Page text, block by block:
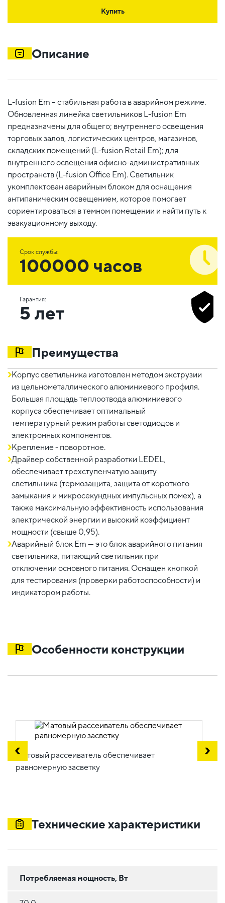
Купить
Описание
L-fusion Em – стабильная работа в аварийном режиме.
Обновленная линейка светильников L-fusion Em
предназначены для общего; внутреннего освещения
торговых залов, логистических центров, магазинов,
складских помещений (L-fusion Retail Em); для
внутреннего освещения офисно-административных
пространств (L-fusion Office Em). Светильник
укомплектован аварийным блоком для оснащения
антипаническим освещением, которое помогает
сориентироваться в темном помещении и найти путь к
эвакуационному выходу.
Срок службы:
100000 часов
Гарантия:
5 лет
Преимущества
Корпус светильника изготовлен методом экструзии
из цельнометаллического алюминиевого профиля.
Большая площадь теплоотвода алюминиевого
корпуса обеспечивает оптимальный
температурный режим работы светодиодов и
электронных компонентов.
Крепление - поворотное.
Драйвер собственной разработки LEDEL,
обеспечивает трехступенчатую защиту
светильника (термозащита, защита от короткого
замыкания и микросекундных импульсных помех), а
также максимальную эффективность использования
электрической энергии и высокий коэффициент
мощности (свыше 0,95).
Аварийный блок Em — это блок аварийного питания
светильника, питающий светильник при
отключении основного питания. Оснащен кнопкой
для тестирования (проверки работоспособности) и
индикатором работы.
Особенности конструкции
Матовый рассеиватель обеспечивает
равномерную засветку
Технические характеристики
Потребляемая мощность, Вт